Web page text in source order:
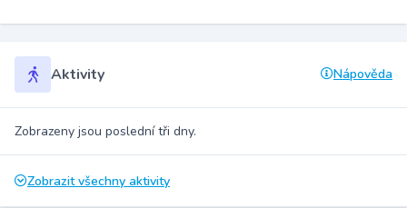
Aktivity Nápověda
Zobrazeny jsou poslední tři dny.
Zobrazit všechny aktivity